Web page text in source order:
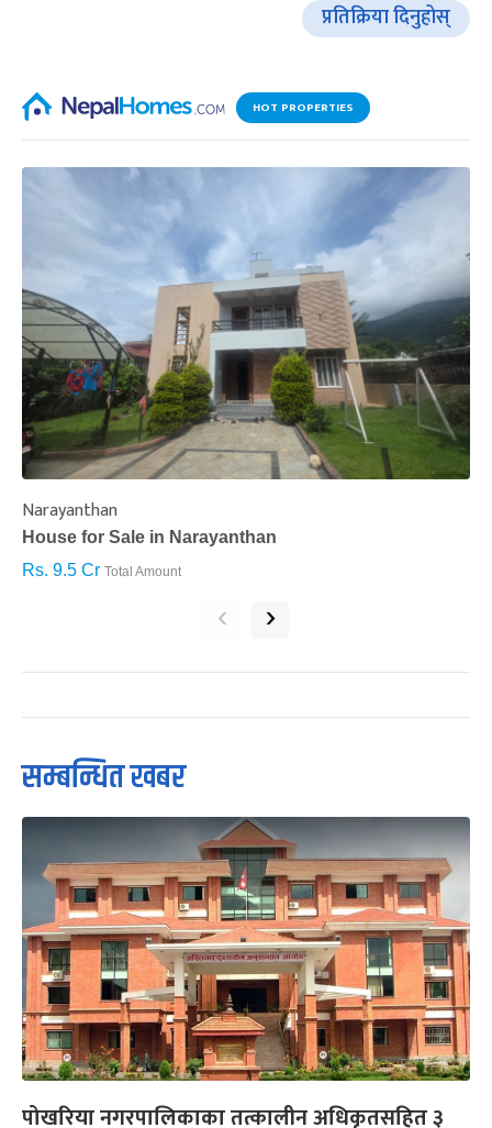
प्रतिक्रिया दिनुहोस्
HOT PROPERTIES
Narayanthan
House for Sale in Narayanthan
Rs. 9.5 Cr Total Amount
‹ ›
सम्बन्धित खबर
पोखरिया नगरपालिकाका तत्कालीन अधिकृतसहित ३